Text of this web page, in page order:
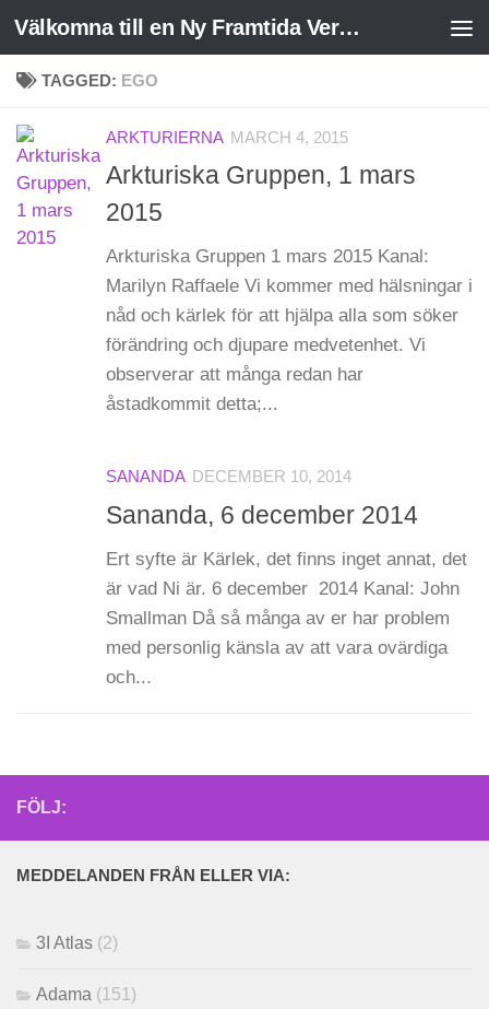
Skip to content Välkomna till en Ny Framtida Verklighet
TAGGED: EGO
ARKTURIERNA MARCH 4, 2015
Arkturiska Gruppen, 1 mars
2015
Arkturiska Gruppen 1 mars 2015 Kanal:
Marilyn Raffaele Vi kommer med hälsningar i
nåd och kärlek för att hjälpa alla som söker
förändring och djupare medvetenhet. Vi
observerar att många redan har
åstadkommit detta;...
SANANDA DECEMBER 10, 2014
Sananda, 6 december 2014
Ert syfte är Kärlek, det finns inget annat, det
är vad Ni är. 6 december 2014 Kanal: John
Smallman Då så många av er har problem
med personlig känsla av att vara ovärdiga
och...
FÖLJ:
MEDDELANDEN FRÅN ELLER VIA:
3I Atlas (2)
Adama (151)